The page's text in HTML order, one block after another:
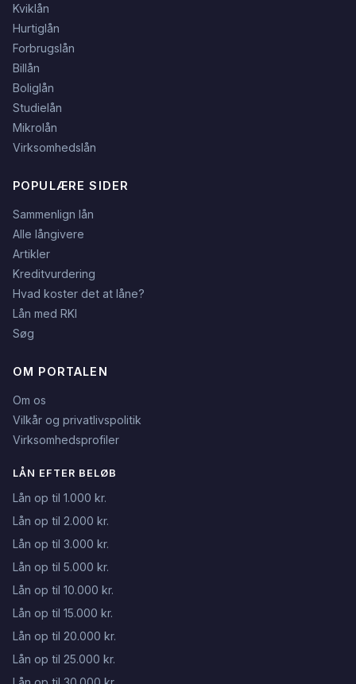
Kviklån
Hurtiglån
Forbrugslån
Billån
Boliglån
Studielån
Mikrolån
Virksomhedslån
POPULÆRE SIDER
Sammenlign lån
Alle långivere
Artikler
Kreditvurdering
Hvad koster det at låne?
Lån med RKI
Søg
OM PORTALEN
Om os
Vilkår og privatlivspolitik
Virksomhedsprofiler
LÅN EFTER BELØB
Lån op til 1.000 kr.
Lån op til 2.000 kr.
Lån op til 3.000 kr.
Lån op til 5.000 kr.
Lån op til 10.000 kr.
Lån op til 15.000 kr.
Lån op til 20.000 kr.
Lån op til 25.000 kr.